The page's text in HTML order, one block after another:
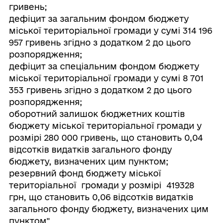
гривень;
дефіцит за загальним фондом бюджету
міської територіальної громади у сумі 314 196
957 гривень згідно з додатком 2 до цього
розпорядження;
дефіцит за спеціальним фондом бюджету
міської територіальної громади у сумі 8 701
353 гривень згідно з додатком 2 до цього
розпорядження;
оборотний залишок бюджетних коштів
бюджету міської територіальної громади у
розмірі 280 000 гривень, що становить 0,04
відсотків видатків загального фонду
бюджету, визначених цим пунктом;
резервний фонд бюджету міської
територіальної громади у розмірі 419328
грн, що становить 0,06 відсотків видатків
загального фонду бюджету, визначених цим
пунктом"